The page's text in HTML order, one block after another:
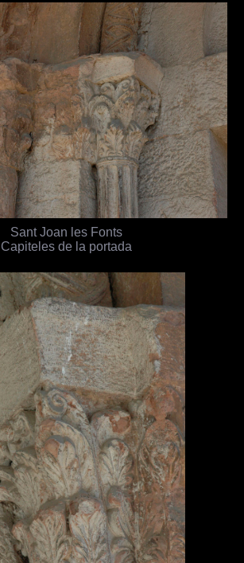
Sant Joan les Fonts
Capiteles de la portada